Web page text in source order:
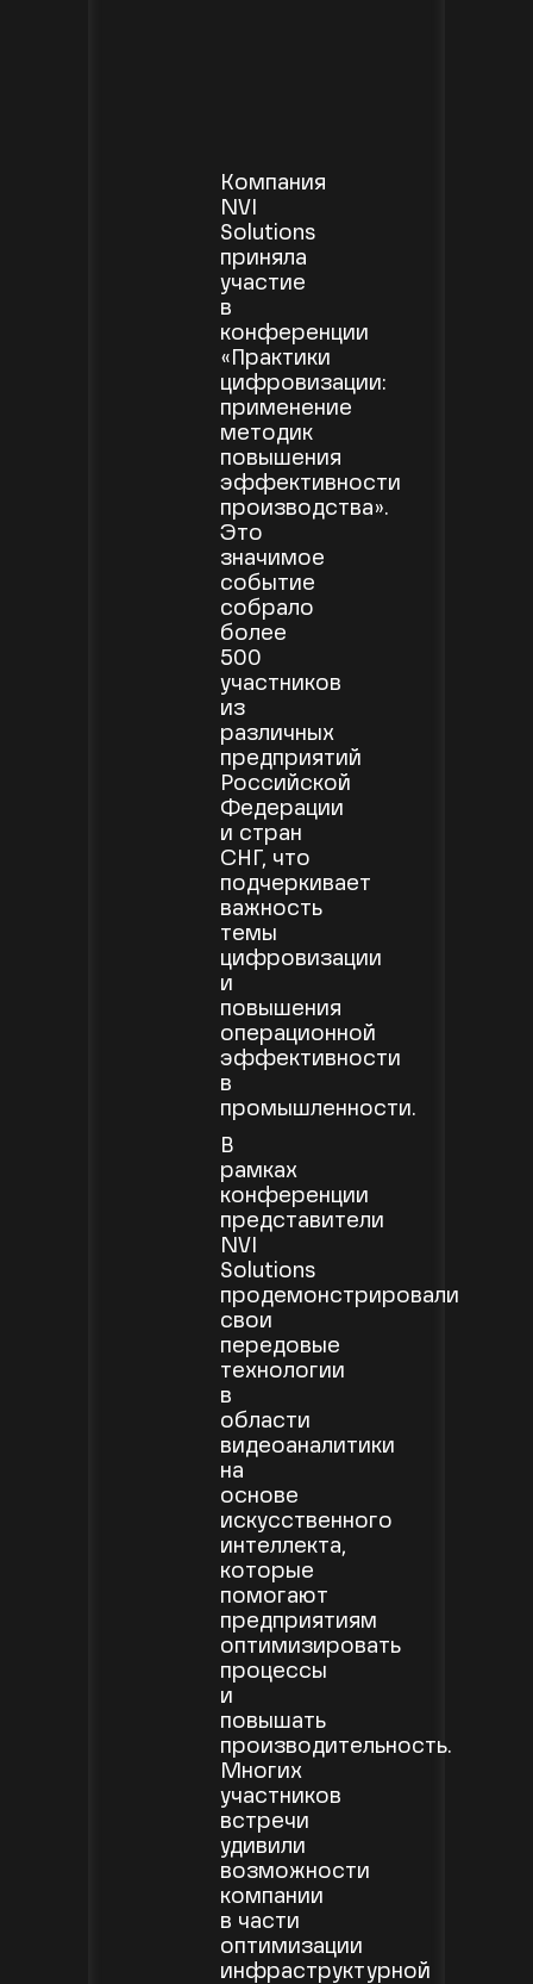
Компания
NVI
Solutions
приняла
участие
в
конференции
«Практики
цифровизации:
применение
методик
повышения
эффективности
производства».
Это
значимое
событие
собрало
более
500
участников
из
различных
предприятий
Российской
Федерации
и стран
СНГ, что
подчеркивает
важность
темы
цифровизации
и
повышения
операционной
эффективности
в
промышленности.
В
рамках
конференции
представители
NVI
Solutions
продемонстрировали
свои
передовые
технологии
в
области
видеоаналитики
на
основе
искусственного
интеллекта,
которые
помогают
предприятиям
оптимизировать
процессы
и
повышать
производительность.
Многих
участников
встречи
удивили
возможности
компании
в части
оптимизации
инфраструктурной